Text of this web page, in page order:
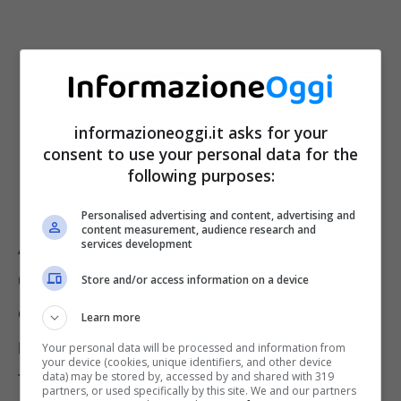
A chiarirlo è stata anche la giurisprudenza: la
Corte di Cassazione, con la sentenza n. 844
del 2018, ha stabilito che il titolare deve
presentare una specifica domanda di
trasformazione. Senza questa richiesta, il
informazioneoggi.it asks for your
consent to use your personal data for the
following purposes:
Personalised advertising and content, advertising and
content measurement, audience research and
services development
Store and/or access information on a device
Learn more
Your personal data will be processed and information from
your device (cookies, unique identifiers, and other device
data) may be stored by, accessed by and shared with 319
partners, or used specifically by this site. We and our partners